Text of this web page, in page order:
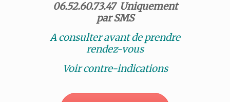
06.52.60.73.47 Uniquement
par SMS
A consulter avant de prendre
rendez-vous
Voir contre-indications